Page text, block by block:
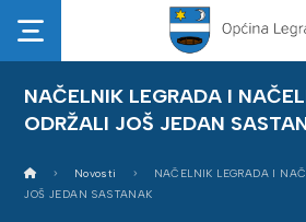
NAČELNIK LEGRADA I
ODRŽALI JOŠ JEDAN
Novosti
NAČELNIK LEGRADA I
JOŠ JEDAN SASTANAK